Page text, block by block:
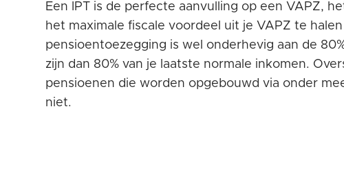
Een IPT is de perfecte aanvulling op een VAPZ,
het maximale fiscale voordeel uit je VAPZ te
pensioentoezegging is wel onderhevig aan de
zijn dan 80% van je laatste normale inkomen.
pensioenen die worden opgebouwd via onder
niet.